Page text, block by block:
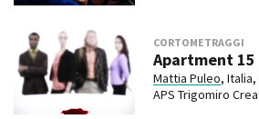
CORTOMETRAGGI
Apartment 15
Mattia Puleo, Italia,
APS Trigomiro